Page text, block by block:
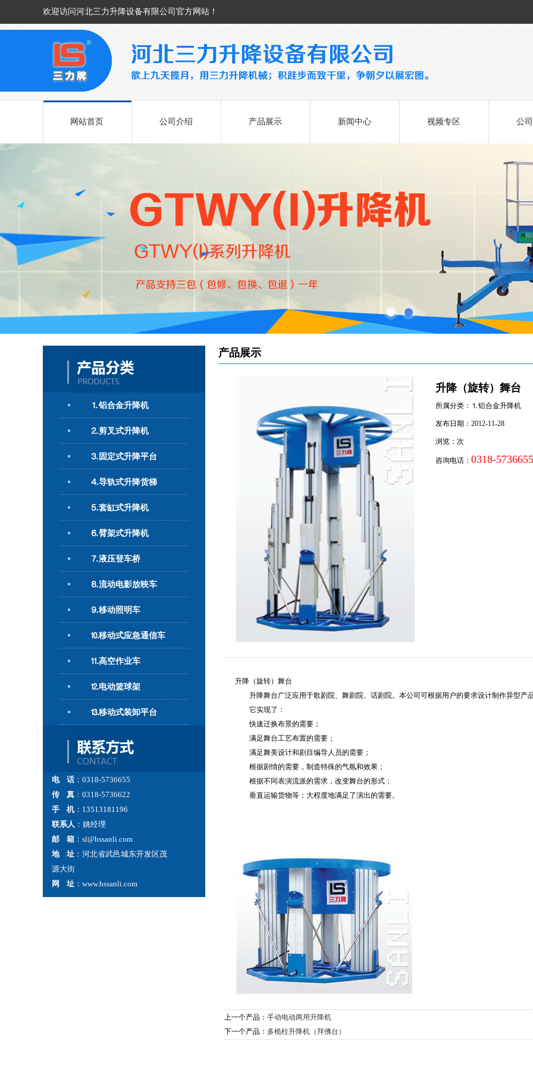
欢迎访问河北三力升降设备有限公司官方网站！
网站首页 公司介绍 产品展示 新闻中心 视频专区 公
⒈铝合金升降机
⒉剪叉式升降机
⒊固定式升降平台
⒋导轨式升降货梯
⒌套缸式升降机
⒍臂架式升降机
⒎液压登车桥
⒏流动电影放映车
⒐移动照明车
⒑移动式应急通信车
⒒高空作业车
⒓电动篮球架
⒔移动式装卸平台
电 话 ：0318-5736655
传 真 ：0318-5736622
手 机：13513181196
联系人 ：姚经理
邮 箱 ：sl@hssanli.com
地 址 ：河北省武邑城东开发区茂
源大街
网 址 ：www.hssanli.com
产品展示
升降（旋转）舞台
所属分类：⒈铝合金升降机
发布日期：2012-11-28
浏览： 次
咨询电话： 0318-5736655
升降（旋转）舞台
升降舞台广泛应用于歌剧院、舞剧院、话剧院。本公司可根据用户的要求设计制作异型产
它实现了：
快速迁换布景的需要；
满足舞台工艺布置的需要；
满足舞美设计和剧目编导人员的需要；
根据剧情的需要，制造特殊的气氛和效果；
根据不同表演流派的需求，改变舞台的形式；
垂直运输货物等；大程度地满足了演出的需要。
上一个产品： 手动电动两用升降机
下一个产品： 多桅柱升降机（拜佛台）